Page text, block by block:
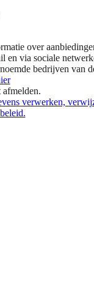
over
en via sociale
bedrijven van
verwerken,